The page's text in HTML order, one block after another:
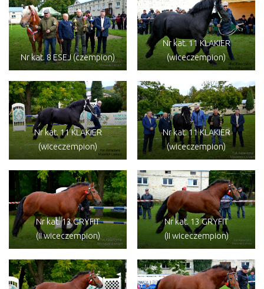
Nr kat. 8 ESEJ (czempion)
Nr kat. 11 KLAKIER
(wiceczempion)
Nr kat. 11 KLAKIER
(wiceczempion)
Nr kat. 11 KLAKIER
(wiceczempion)
Nr kat. 13 GRYFIT
(II wiceczempion)
Nr kat. 13 GRYFIT
(II wiceczempion)